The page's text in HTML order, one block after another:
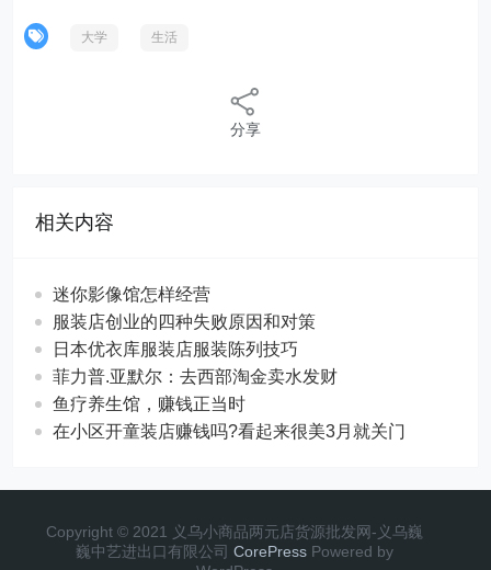
大学 生活
分享
相关内容
迷你影像馆怎样经营
服装店创业的四种失败原因和对策
日本优衣库服装店服装陈列技巧
菲力普.亚默尔：去西部淘金卖水发财
鱼疗养生馆，赚钱正当时
在小区开童装店赚钱吗?看起来很美3月就关门
Copyright © 2021 义乌小商品两元店货源批发网-义乌巍
巍中艺进出口有限公司 CorePress Powered by